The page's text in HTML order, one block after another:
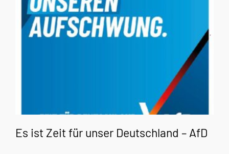
Es ist Zeit für unser Deutschland – AfD